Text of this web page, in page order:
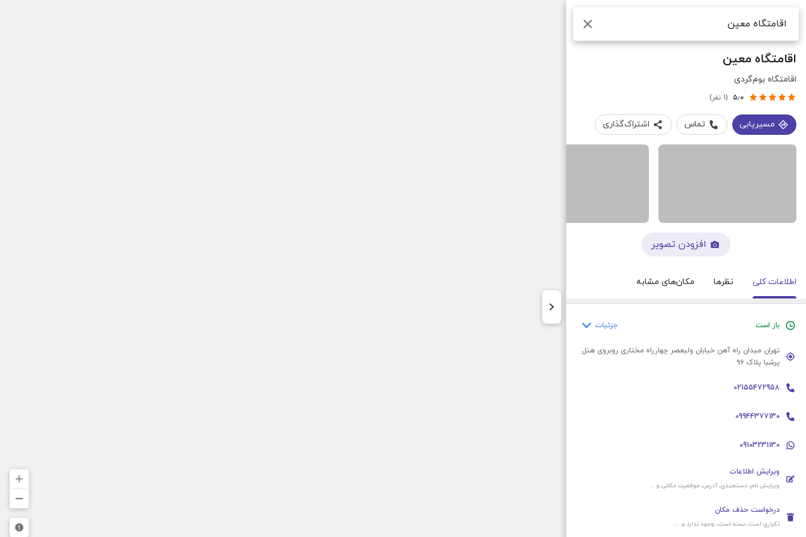
اقامتگاه معین
اقامتگاه بوم‌گردی
۵٫۰ (1 نفر)
مسیریابی تماس اشتراک‌گذاری
افزودن تصویر
اطلاعات کلی نظرها مکان‌های مشابه
باز است جزئیات
یکشنبه
۷ صبح – ۱۱:۵۹ شب
سه‌شنبه
جمعه
شنبه
تهران میدان راه آهن خیابان ولیعصر چهارراه مختاری روبروی هتل
پرشیا پلاک ۹۶
02155472958
09944377130
09103231130
ویرایش اطلاعات
ویرایش نام، دسته‌بندی، آدرس، موقعیت‌ مکانی و ...
درخواست حذف مکان
تکراری است، بسته است، وجود ندارد و ...
جستجو